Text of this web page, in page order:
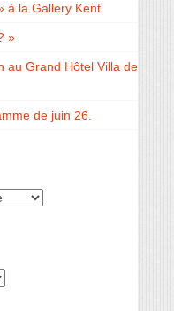
à la Gallery Kent.
»
au Grand Hôtel Villa de
de juin 26.